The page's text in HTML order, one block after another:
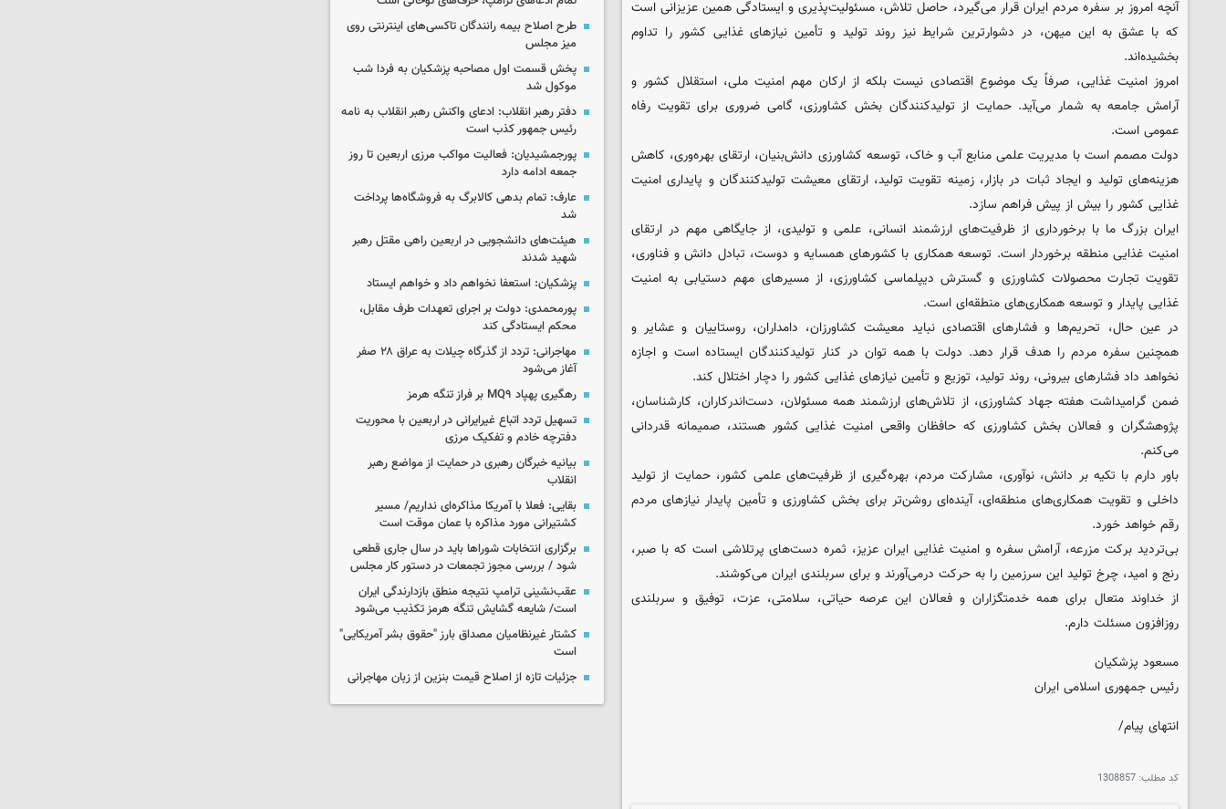
آنچه امروز بر سفره مردم ایران قرار می‌گیرد، حاصل تلاش، مسئولیت‌پذیری و ایستادگی همین عزیزانی است
که با عشق به این میهن، در دشوارترین شرایط نیز روند تولید و تأمین نیازهای غذایی کشور را تداوم
بخشیده‌اند.
امروز امنیت غذایی، صرفاً یک موضوع اقتصادی نیست بلکه از ارکان مهم امنیت ملی، استقلال کشور و
آرامش جامعه به شمار می‌آید. حمایت از تولیدکنندگان بخش کشاورزی، گامی ضروری برای تقویت رفاه
عمومی است.
دولت مصمم است با مدیریت علمی منابع آب و خاک، توسعه کشاورزی دانش‌بنیان، ارتقای بهره‌وری، کاهش
هزینه‌های تولید و ایجاد ثبات در بازار، زمینه تقویت تولید، ارتقای معیشت تولیدکنندگان و پایداری امنیت
غذایی کشور را بیش از پیش فراهم سازد.
ایران بزرگ ما با برخورداری از ظرفیت‌های ارزشمند انسانی، علمی و تولیدی، از جایگاهی مهم در ارتقای
امنیت غذایی منطقه برخوردار است. توسعه همکاری با کشورهای همسایه و دوست، تبادل دانش و فناوری،
تقویت تجارت محصولات کشاورزی و گسترش دیپلماسی کشاورزی، از مسیرهای مهم دستیابی به امنیت
غذایی پایدار و توسعه همکاری‌های منطقه‌ای است.
در عین حال، تحریم‌ها و فشارهای اقتصادی نباید معیشت کشاورزان، دامداران، روستاییان و عشایر و
همچنین سفره مردم را هدف قرار دهد. دولت با همه توان در کنار تولیدکنندگان ایستاده است و اجازه
نخواهد داد فشارهای بیرونی، روند تولید، توزیع و تأمین نیازهای غذایی کشور را دچار اختلال کند.
ضمن گرامیداشت هفته جهاد کشاورزی، از تلاش‌های ارزشمند همه مسئولان، دست‌اندرکاران، کارشناسان،
پژوهشگران و فعالان بخش کشاورزی که حافظان واقعی امنیت غذایی کشور هستند، صمیمانه قدردانی
می‌کنم.
باور دارم با تکیه بر دانش، نوآوری، مشارکت مردم، بهره‌گیری از ظرفیت‌های علمی کشور، حمایت از تولید
داخلی و تقویت همکاری‌های منطقه‌ای، آینده‌ای روشن‌تر برای بخش کشاورزی و تأمین پایدار نیازهای مردم
رقم خواهد خورد.
بی‌تردید برکت مزرعه، آرامش سفره و امنیت غذایی ایران عزیز، ثمره دست‌های پرتلاشی است که با صبر،
رنج و امید، چرخ تولید این سرزمین را به حرکت درمی‌آورند و برای سربلندی ایران می‌کوشند.
از خداوند متعال برای همه خدمتگزاران و فعالان این عرصه حیاتی، سلامتی، عزت، توفیق و سربلندی
روزافزون مسئلت دارم.
مسعود پزشکیان
رئیس جمهوری اسلامی ایران
انتهای پیام/
کد مطلب: 1308857
طرح اصلاح بیمه رانندگان تاکسی‌های اینترنتی روی
میز مجلس
پخش قسمت اول مصاحبه پزشکیان به فردا شب
موکول شد
دفتر رهبر انقلاب: ادعای واکنش رهبر انقلاب به نامه
رئیس جمهور کذب است
پورجمشیدیان: فعالیت مواکب مرزی اربعین تا روز
جمعه ادامه دارد
عارف: تمام بدهی کالابرگ به فروشگاه‌ها پرداخت
شد
هیئت‌های دانشجویی در اربعین راهی مقتل رهبر
شهید شدند
پزشکیان: استعفا نخواهم داد و خواهم ایستاد
پورمحمدی: دولت بر اجرای تعهدات طرف مقابل،
محکم ایستادگی کند
مهاجرانی: تردد از گذرگاه چیلات به عراق ۲۸ صفر
آغاز می‌شود
رهگیری پهپاد MQ۹ بر فراز تنگه هرمز
تسهیل تردد اتباع غیرایرانی در اربعین با محوریت
دفترچه خادم و تفکیک مرزی
بیانیه خبرگان رهبری در حمایت از مواضع رهبر
انقلاب
بقایی: فعلا با آمریکا مذاکره‌ای نداریم/ مسیر
کشتیرانی مورد مذاکره با عمان موقت است
برگزاری انتخابات شوراها باید در سال جاری قطعی
شود / بررسی مجوز تجمعات در دستور کار مجلس
عقب‌نشینی ترامپ نتیجه منطق بازدارندگی ایران
است/ شایعه گشایش تنگه هرمز تکذیب می‌شود
کشتار غیرنظامیان مصداق بارز "حقوق بشر آمریکایی"
است
جزئیات تازه از اصلاح قیمت بنزین از زبان مهاجرانی